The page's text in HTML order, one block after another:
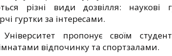
різні види дозвілля: наукові
гуртки за інтересами.
Університет пропонує своїм
відпочинку та спортзалами.